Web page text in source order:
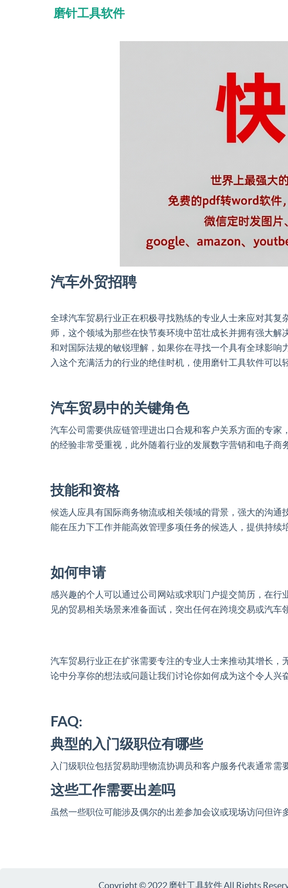
磨针工具软件
汽车外贸招聘
全球汽车贸易行业正在积极寻找熟练的专业人士来应对其
师，这个领域为那些在快节奏环境中茁壮成长并拥有强大
和对国际法规的敏锐理解，如果你在寻找一个具有全球影
入这个充满活力的行业的绝佳时机，使用磨针工具软件可以
汽车贸易中的关键角色
汽车公司需要供应链管理进出口合规和客户关系方面的专
的经验非常受重视，此外随着行业的发展数字营销和电子商
技能和资格
候选人应具有国际商务物流或相关领域的背景，强大的沟
能在压力下工作并能高效管理多项任务的候选人，提供持续
如何申请
感兴趣的个人可以通过公司网站或求职门户提交简历，在
见的贸易相关场景来准备面试，突出任何在跨境交易或汽车
汽车贸易行业正在扩张需要专注的专业人士来推动其增长
论中分享你的想法或问题让我们讨论你如何成为这个令人兴
FAQ:
典型的入门级职位有哪些
入门级职位包括贸易助理物流协调员和客户服务代表通常需
这些工作需要出差吗
虽然一些职位可能涉及偶尔的出差参加会议或现场访问但许
Copyright © 2022 磨针工具软件 All Rights